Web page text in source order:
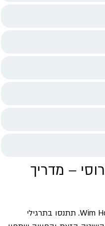
– מדריך
במהלך סדנת אימון וים הוף אני אקח אותך עמוק לתוך עצמך על ידי שימוש בשיטת Wim Hof. תתנסו בתרגילי